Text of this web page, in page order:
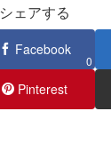
シェアする
Facebook
0
Pinterest